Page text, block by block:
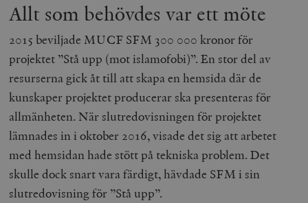
Allt som behövdes var ett möte
2015 beviljade MUCF SFM 300 000 kronor för
projektet ”Stå upp (mot islamofobi)”. En stor del av
resurserna gick åt till att skapa en hemsida där de
kunskaper projektet producerar ska presenteras för
allmänheten. När slutredovisningen för projektet
lämnades in i oktober 2016, visade det sig att arbetet
med hemsidan hade stött på tekniska problem. Det
skulle dock snart vara färdigt, hävdade SFM i sin
slutredovisning för ”Stå upp”.